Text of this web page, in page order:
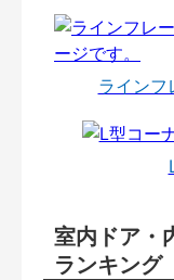
ライン
室内ドア・
ランキング